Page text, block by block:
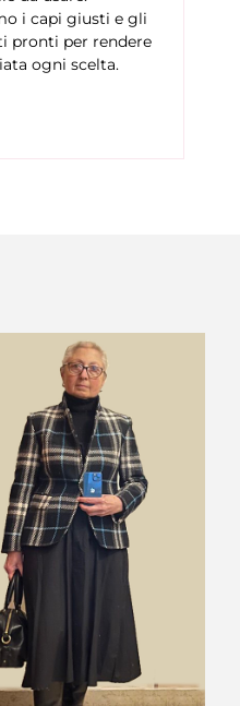
i capi giusti e gli
pronti per rendere
ogni scelta.